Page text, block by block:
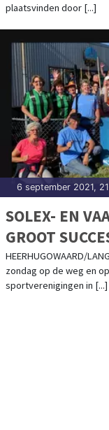
plaatsvinden door [...]
6 september 2021,
SOLEX- EN
GROOT
HEERHUGOWAARD/
zondag op de weg en
sportverenigingen in [...]